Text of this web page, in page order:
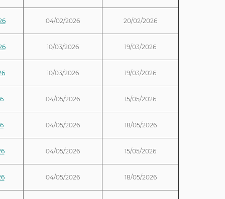
04/02/2026 20/02/2026
10/03/2026 19/03/2026
10/03/2026 19/03/2026
04/05/2026 15/05/2026
04/05/2026 18/05/2026
04/05/2026 15/05/2026
04/05/2026 18/05/2026